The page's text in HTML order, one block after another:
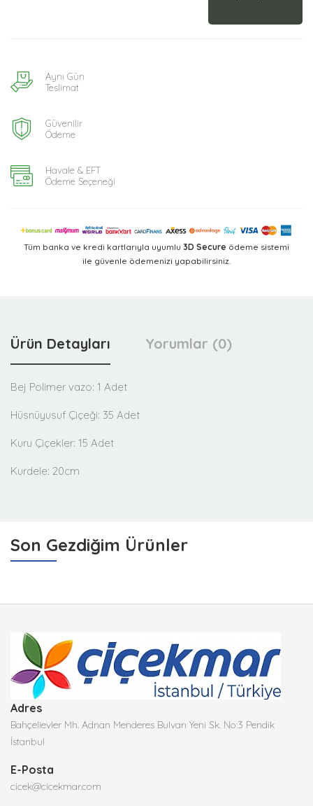
Aynı Gün
Teslimat
Güvenilir
Ödeme
Havale & EFT
Ödeme Seçeneği
Tüm banka ve kredi kartlarıyla uyumlu 3D Secure ödeme sistemi
ile güvenle ödemenizi yapabilirsiniz.
Ürün Detayları Yorumlar (0)
Bej Polimer vazo: 1 Adet
Hüsnüyusuf Çiçeği: 35 Adet
Kuru Çiçekler: 15 Adet
Kurdele: 20cm
Son Gezdiğim Ürünler
Adres
Bahçelievler Mh. Adnan Menderes Bulvarı Yeni Sk. No:3 Pendik
İstanbul
E-Posta
cicek@cicekmar.com